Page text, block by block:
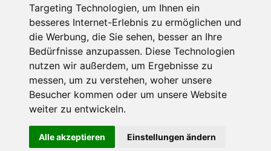
Targeting Technologien, um Ihnen ein
besseres Internet-Erlebnis zu ermöglichen und
die Werbung, die Sie sehen, besser an Ihre
Bedürfnisse anzupassen. Diese Technologien
nutzen wir außerdem, um Ergebnisse zu
messen, um zu verstehen, woher unsere
Besucher kommen oder um unsere Website
weiter zu entwickeln.
Alle akzeptieren Einstellungen ändern
Website
Stolz präsentiert von WordPress
nutzt, gehen wir von deinem Einverständnis aus.